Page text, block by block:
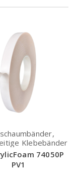
Klebebänder
74050P
PV1